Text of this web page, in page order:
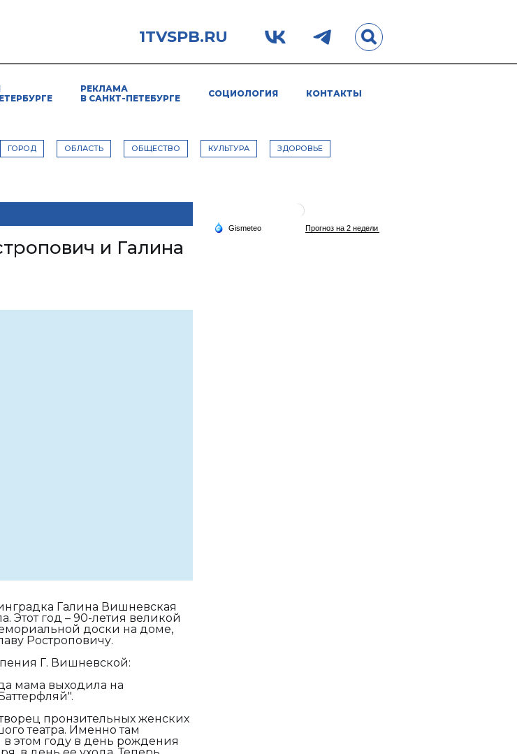
1TVSPB.RU
РЕКЛАМА
В САНКТ-ПЕТЕБУРГЕ
СОЦИОЛОГИЯ КОНТАКТЫ
ГОРОД ОБЛАСТЬ ОБЩЕСТВО КУЛЬТУРА ЗДОРОВЬЕ
и Галина
Галина Вишневская
Этот год – 90-летия великой
доски на доме,
Ростроповичу.
Г. Вишневской:
мама выходила на
пронзительных женских
театра. Именно там
этом году в день рождения